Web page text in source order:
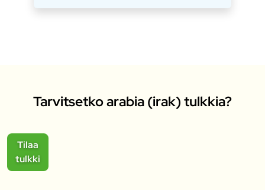
Tarvitsetko arabia (irak) tulkkia?
Tilaa
tulkki